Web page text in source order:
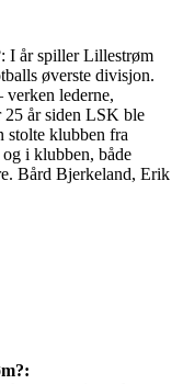
I år spiller Lillestrøm
øverste divisjon.
verken lederne,
25 år siden LSK ble
stolte klubben fra
i klubben, både
Bård Bjerkeland, Erik